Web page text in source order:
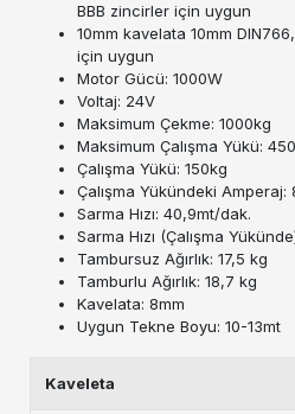
BBB zincirler için uygun
10mm kavelata 10mm
için uygun
Motor Gücü: 1000W
Voltaj: 24V
Maksimum Çekme: 1000kg
Maksimum Çalışma Yükü:
Çalışma Yükü: 150kg
Çalışma Yükündeki Amperaj:
Sarma Hızı: 40,9mt/dak.
Sarma Hızı (Çalışma
Tambursuz Ağırlık: 17,5 kg
Tamburlu Ağırlık: 18,7 kg
Kavelata: 8mm
Uygun Tekne Boyu: 10-13mt
Kaveleta